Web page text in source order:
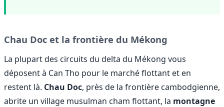
Chau Doc et la frontière du Mékong
La plupart des circuits du delta du Mékong vous
déposent à Can Tho pour le marché flottant et en
restent là. Chau Doc, près de la frontière cambodgienne,
abrite un village musulman cham flottant, la montagne